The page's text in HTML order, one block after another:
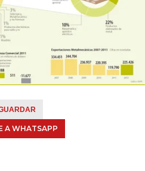
A WHATSAPP